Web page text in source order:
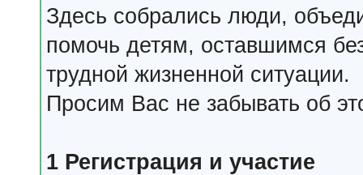
Здесь собрались люди,
помочь детям, оставшимся
трудной жизненной ситуации.
Просим Вас не забывать об
1 Регистрация и участие